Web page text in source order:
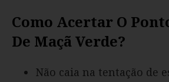
Como Acertar O
De Maçã Verde?
Não caia na tentação de